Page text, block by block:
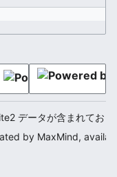
データが含まれてお
by MaxMind,